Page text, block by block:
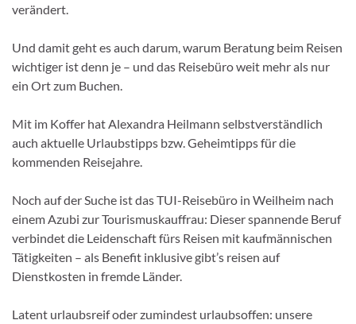
verändert.
Und damit geht es auch darum, warum Beratung beim Reisen
wichtiger ist denn je – und das Reisebüro weit mehr als nur
ein Ort zum Buchen.
Mit im Koffer hat Alexandra Heilmann selbstverständlich
auch aktuelle Urlaubstipps bzw. Geheimtipps für die
kommenden Reisejahre.
Noch auf der Suche ist das TUI-Reisebüro in Weilheim nach
einem Azubi zur Tourismuskauffrau: Dieser spannende Beruf
verbindet die Leidenschaft fürs Reisen mit kaufmännischen
Tätigkeiten – als Benefit inklusive gibt’s reisen auf
Dienstkosten in fremde Länder.
Latent urlaubsreif oder zumindest urlaubsoffen: unsere